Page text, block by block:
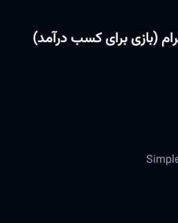
(بازی برای کسب درآمد)